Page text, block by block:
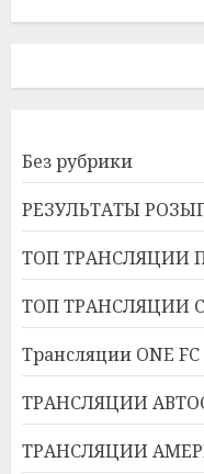
Без рубрики
РЕЗУЛЬТАТЫ
ТОП ТРАНСЛЯЦИИ
ТОП ТРАНСЛЯЦИИ
Трансляции ONE FC
ТРАНСЛЯЦИИ
ТРАНСЛЯЦИИ